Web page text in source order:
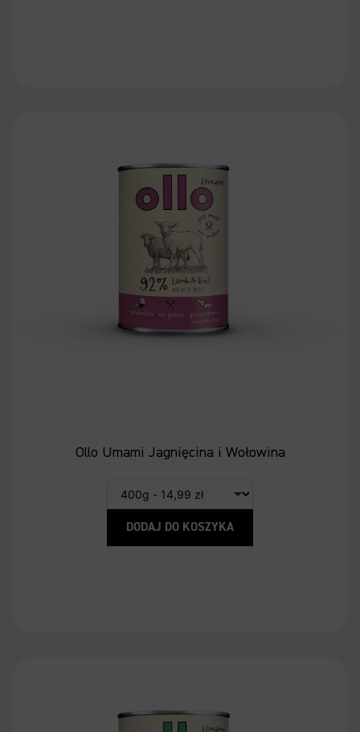
Ollo Umami Jagnięcina i Wołowina
DODAJ DO KOSZYKA